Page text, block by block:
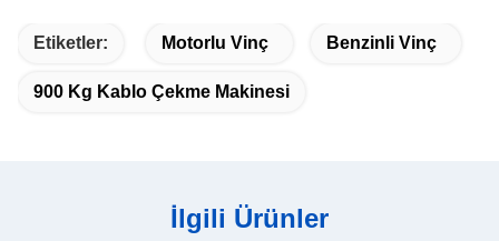
Etiketler: Motorlu Vinç Benzinli Vinç
900 Kg Kablo Çekme Makinesi
İlgili Ürünler